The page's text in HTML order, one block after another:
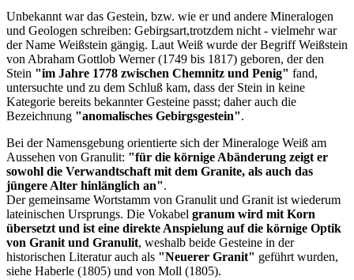
Unbekannt war das Gestein, bzw. wie er und andere Mineralogen
und Geologen schreiben: Gebirgsart,trotzdem nicht - vielmehr war
der Name Weißstein gängig. Laut Weiß wurde der Begriff Weißstein
von Abraham Gottlob Werner (1749 bis 1817) geboren, der den
Stein "im Jahre 1778 zwischen Chemnitz und Penig" fand,
untersuchte und zu dem Schluß kam, dass der Stein in keine
Kategorie bereits bekannter Gesteine passt; daher auch die
Bezeichnung "anomalisches Gebirgsgestein".
Bei der Namensgebung orientierte sich der Mineraloge Weiß am
Aussehen von Granulit: "für die körnige Abänderung zeigt er
sowohl die Verwandtschaft mit dem Granite, als auch das
jüngere Alter hinlänglich an".
Der gemeinsame Wortstamm von Granulit und Granit ist wiederum
lateinischen Ursprungs. Die Vokabel granum wird mit Korn
übersetzt und ist eine direkte Anspielung auf die körnige Optik
von Granit und Granulit, weshalb beide Gesteine in der
historischen Literatur auch als "Neuerer Granit" geführt wurden,
siehe Haberle (1805) und von Moll (1805).